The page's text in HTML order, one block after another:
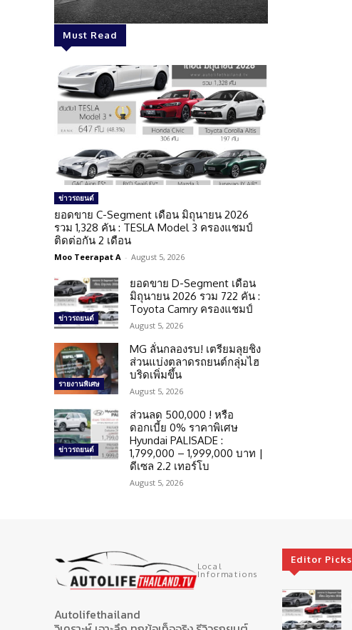
Must Read
ข่าวรถยนต์
ยอดขาย C-Segment เดือน มิถุนายน 2026
รวม 1,328 คัน : TESLA Model 3 ครองแชมป์
ติดต่อกัน 2 เดือน
Moo Teerapat A - August 5, 2026
ข่าวรถยนต์
ยอดขาย D-Segment เดือน
มิถุนายน 2026 รวม 722 คัน :
Toyota Camry ครองแชมป์
August 5, 2026
รายงานพิเศษ
MG ลั่นกลองรบ! เตรียมลุยชิง
ส่วนแบ่งตลาดรถยนต์กลุ่มไฮ
บริดเพิ่มขึ้น
August 5, 2026
ข่าวรถยนต์
ส่วนลด 500,000 ! หรือ
ดอกเบี้ย 0% ราคาพิเศษ
Hyundai PALISADE :
1,799,000 – 1,999,000 บาท |
ดีเซล 2.2 เทอร์โบ
August 5, 2026
Local
Informations
Autolifethailand
Editor Picks